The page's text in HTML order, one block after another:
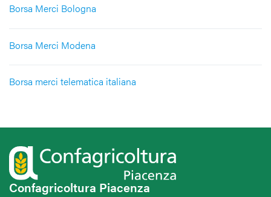
Borsa Merci Bologna
Borsa Merci Modena
Borsa merci telematica italiana
Confagricoltura Piacenza